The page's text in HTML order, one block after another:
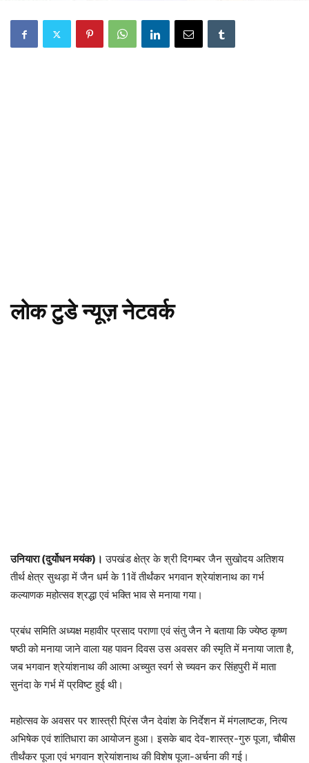
लोक टुडे न्यूज़ नेटवर्क
उनियारा (दुर्योधन मयंक)। उपखंड क्षेत्र के श्री दिगम्बर जैन सुखोदय अतिशय
तीर्थ क्षेत्र सुथड़ा में जैन धर्म के 11वें तीर्थंकर भगवान श्रेयांशनाथ का गर्भ
कल्याणक महोत्सव श्रद्धा एवं भक्ति भाव से मनाया गया।
प्रबंध समिति अध्यक्ष महावीर प्रसाद पराणा एवं संतु जैन ने बताया कि ज्येष्ठ कृष्ण
षष्ठी को मनाया जाने वाला यह पावन दिवस उस अवसर की स्मृति में मनाया जाता है,
जब भगवान श्रेयांशनाथ की आत्मा अच्युत स्वर्ग से च्यवन कर सिंहपुरी में माता
सुनंदा के गर्भ में प्रविष्ट हुई थी।
महोत्सव के अवसर पर शास्त्री प्रिंस जैन देवांश के निर्देशन में मंगलाष्टक, नित्य
अभिषेक एवं शांतिधारा का आयोजन हुआ। इसके बाद देव-शास्त्र-गुरु पूजा, चौबीस
तीर्थंकर पूजा एवं भगवान श्रेयांशनाथ की विशेष पूजा-अर्चना की गई।